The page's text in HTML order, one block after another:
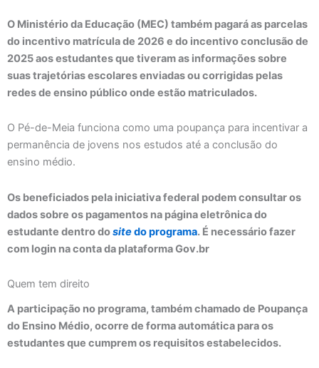
O Ministério da Educação (MEC) também pagará as parcelas
do incentivo matrícula de 2026 e do incentivo conclusão de
2025 aos estudantes que tiveram as informações sobre
suas trajetórias escolares enviadas ou corrigidas pelas
redes de ensino público onde estão matriculados.
O Pé-de-Meia funciona como uma poupança para incentivar a
permanência de jovens nos estudos até a conclusão do
ensino médio.
Os beneficiados pela iniciativa federal podem consultar os
dados sobre os pagamentos na página eletrônica do
estudante dentro dositedo programa. É necessário fazer
com login na conta da plataforma Gov.br
Quem tem direito
A participação no programa, também chamado de Poupança
do Ensino Médio, ocorre de forma automática para os
estudantes que cumprem os requisitos estabelecidos.